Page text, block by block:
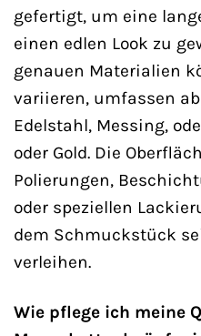
gefertigt, um eine
einen edlen Look zu
genauen Materialien
variieren, umfassen
Edelstahl, Messing,
oder Gold. Die
Polierungen,
oder speziellen
dem Schmuckstück
verleihen.
Wie pflege ich meine